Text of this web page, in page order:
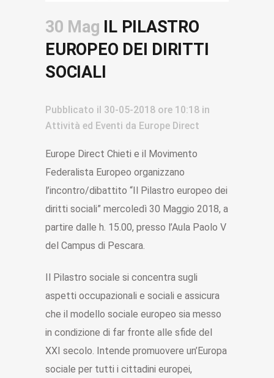
30 Mag IL PILASTRO
EUROPEO DEI DIRITTI
SOCIALI
Pubblicato il 30-05-2018 ore 10:18 in
Attività ed Eventi da Europe Direct
Europe Direct Chieti e il Movimento
Federalista Europeo organizzano
l’incontro/dibattito “Il Pilastro europeo dei
diritti sociali” mercoledì 30 Maggio 2018, a
partire dalle h. 15.00, presso l’Aula Paolo V
del Campus di Pescara.
Il Pilastro sociale si concentra sugli
aspetti occupazionali e sociali e assicura
che il modello sociale europeo sia messo
in condizione di far fronte alle sfide del
XXI secolo. Intende promuovere un’Europa
sociale per tutti i cittadini europei,